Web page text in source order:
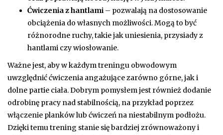
Ćwiczenia z hantlami – pozwalają na dostosowanie
obciążenia do własnych możliwości. Mogą to być
różnorodne ruchy, takie jak uniesienia, przysiady z
hantlami czy wiosłowanie.
Ważne jest, aby w każdym treningu obwodowym
uwzględnić ćwiczenia angażujące zarówno górne, jak i
dolne partie ciała. Dobrym pomysłem jest również dodanie
odrobinę pracy nad stabilnością, na przykład poprzez
włączenie planków lub ćwiczeń na niestabilnym podłożu.
Dzięki temu trening stanie się bardziej zrównoważony i